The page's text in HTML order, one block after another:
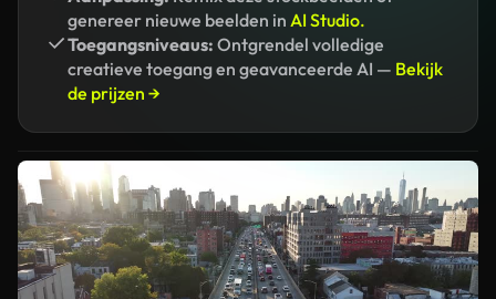
genereer nieuwe beelden in AI Studio.
Toegangsniveaus: Ontgrendel volledige
creatieve toegang en geavanceerde AI — Bekijk
de prijzen →